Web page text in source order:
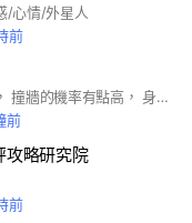
/心情/外星人
前
天蠍精明卻陰沈， 撞牆的機率有點高， 身旁的人沒辦法拉天蠍一把， 很多既定想法難有彈性， 又或者說， 天蠍需要掌控以慰藉自己的不安全感。
前
攻略研究院
前